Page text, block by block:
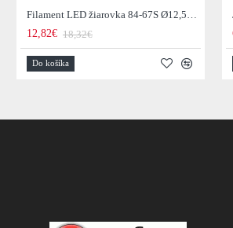
Filament LED žiarovka 84-67S Ø12,5cm Smoke grey glass
12,82€ 18,32€
Do košíka